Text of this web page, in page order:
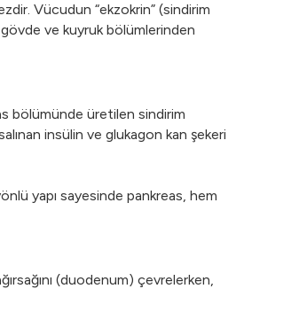
Vücudun “ekzokrin” (sindirim
ve kuyruk bölümlerinden
bölümünde üretilen sindirim
insülin ve glukagon kan şekeri
yapı sayesinde pankreas, hem
(duodenum) çevrelerken,